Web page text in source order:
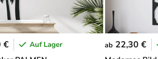
€ Auf Lager ab 22,30 €